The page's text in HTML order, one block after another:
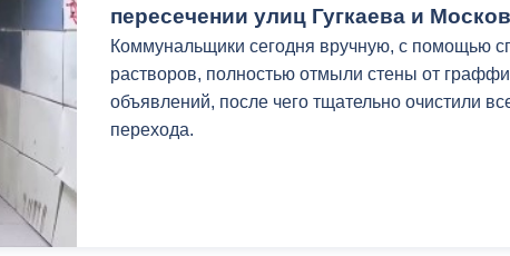
Отмечу, что благоустройство этого участка —
большого проекта по обновлению всей
перспективе планируется привести внешний
набережной к единой архитектурной
пересечении улиц Гугкаева и
Коммунальщики сегодня вручную, с помощью
растворов, полностью отмыли стены от
объявлений, после чего тщательно очистили
перехода.